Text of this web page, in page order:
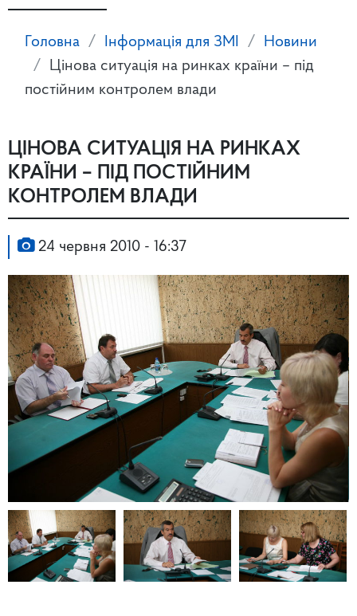
Головна Інформація для ЗМІ
Новини
Цінова ситуація на ринках країни – під
постійним контролем влади
ЦІНОВА СИТУАЦІЯ НА РИНКАХ
КРАЇНИ – ПІД ПОСТІЙНИМ
КОНТРОЛЕМ ВЛАДИ
24 червня 2010 - 16:37